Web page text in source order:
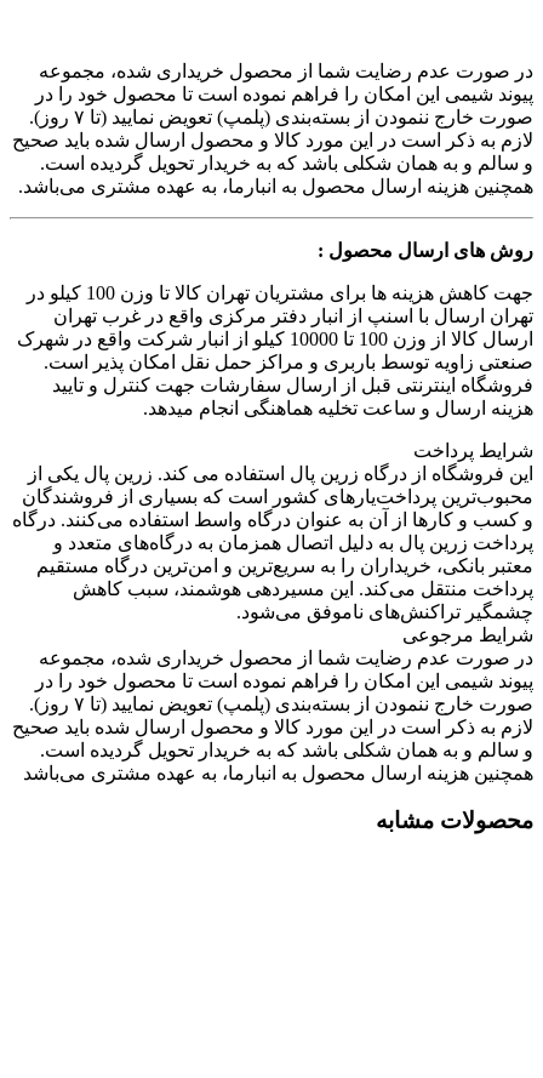
در صورت عدم رضایت شما از محصول خریداری شده، مجموعه
پیوند شیمی این امکان را فراهم نموده است تا محصول خود را در
صورت خارج ننمودن از بسته‌بندی (پلمپ) تعویض نمایید (تا ۷ روز).
لازم به ذکر است در این مورد کالا و محصول ارسال شده باید صحیح
و سالم و به همان شکلی باشد که به خریدار تحویل گردیده است.
همچنین هزینه ارسال محصول به انبارما، به عهده مشتری می‌باشد.
روش های ارسال محصول :
جهت کاهش هزینه ها برای مشتریان تهران کالا تا وزن 100 کیلو در
تهران ارسال با اسنپ از انبار دفتر مرکزی واقع در غرب تهران
ارسال کالا از وزن 100 تا 10000 کیلو از انبار شرکت واقع در شهرک
صنعتی زاویه توسط باربری و مراکز حمل نقل امکان پذیر است.
فروشگاه اینترنتی قبل از ارسال سفارشات جهت کنترل و تایید
هزینه ارسال و ساعت تخلیه هماهنگی انجام میدهد.
شرایط پرداخت
این فروشگاه از درگاه زرین پال استفاده می کند. زرین پال یکی از
محبوب‌ترین پرداخت‌یارهای کشور است که بسیاری از فروشندگان
و کسب و کارها از آن به عنوان درگاه واسط استفاده می‌کنند. درگاه
پرداخت زرین پال به دلیل اتصال همزمان به درگاه‌های متعدد و
معتبر بانکی، خریداران را به سریع‌ترین و امن‌ترین درگاه مستقیم
پرداخت منتقل می‌کند. این مسیردهی هوشمند، سبب کاهش
چشمگیر تراکنش‌های ناموفق می‌شود.
شرایط مرجوعی
در صورت عدم رضایت شما از محصول خریداری شده، مجموعه
پیوند شیمی این امکان را فراهم نموده است تا محصول خود را در
صورت خارج ننمودن از بسته‌بندی (پلمپ) تعویض نمایید (تا ۷ روز).
لازم به ذکر است در این مورد کالا و محصول ارسال شده باید صحیح
و سالم و به همان شکلی باشد که به خریدار تحویل گردیده است.
همچنین هزینه ارسال محصول به انبارما، به عهده مشتری می‌باشد
محصولات مشابه